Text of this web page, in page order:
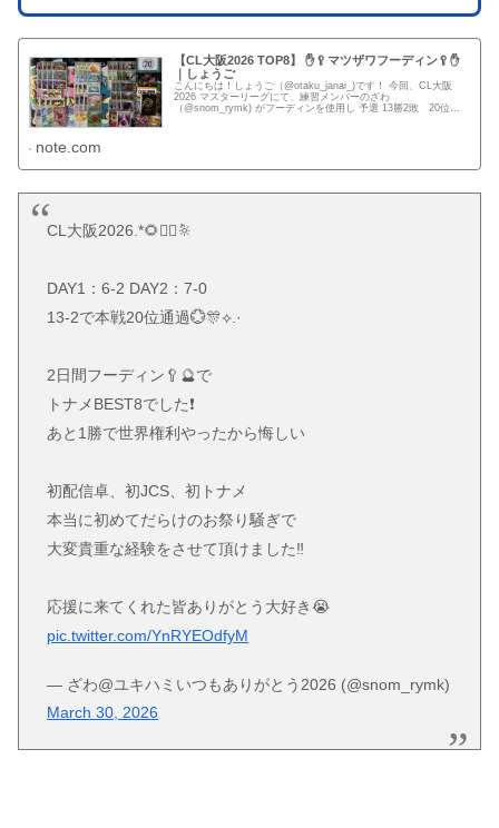
【CL大阪2026 TOP8】 ✋🥄マツザワフーディン🥄✋
｜しょうご
こんにちは！しょうご（@otaku_janai_)です！ 今回、CL大阪
2026 マスターリーグにて、練習メンバーのざわ
（@snom_rymk) がフーディンを使用し 予選 13勝2敗 20位抜
note.com
CL大阪2026.*🌻໋᳝݊🔆
DAY1：6-2 DAY2：7-0
13-2で本戦20位通過💮🎊⟡.·
2日間フーディン🥄🔮で
トナメBEST8でした❗️
あと1勝で世界権利やったから悔しい
初配信卓、初JCS、初トナメ
本当に初めてだらけのお祭り騒ぎで
大変貴重な経験をさせて頂けました‼️
応援に来てくれた皆ありがとう大好き😭
pic.twitter.com/YnRYEOdfyM
— ざわ@ユキハミいつもありがとう2026 (@snom_rymk)
March 30, 2026